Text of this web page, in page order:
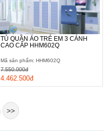
TỦ QUẦN ÁO TRẺ EM 3 CÁNH
CAO CẤP HHM602Q
Mã sản phẩm: HHM602Q
4.462.500đ
7.550.000đ
>>